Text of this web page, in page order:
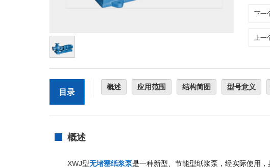
下一
上一
目录 概述 应用范围 结构简图 型号意义
概述
XWJ型无堵塞纸浆泵是一种新型、节能型纸浆泵，经实际使用